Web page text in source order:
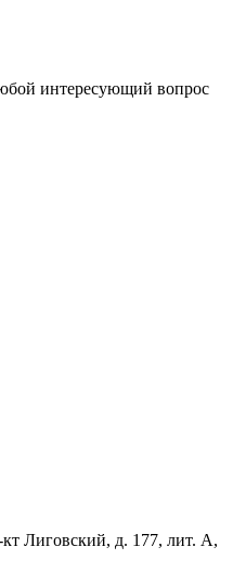
интересующий вопрос
кт Лиговский, д. 177, лит. А,